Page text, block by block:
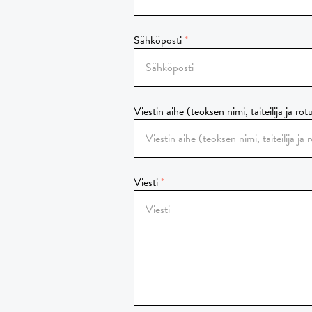
Sähköposti
Viestin aihe (teoksen nimi, taiteilija ja
Viesti